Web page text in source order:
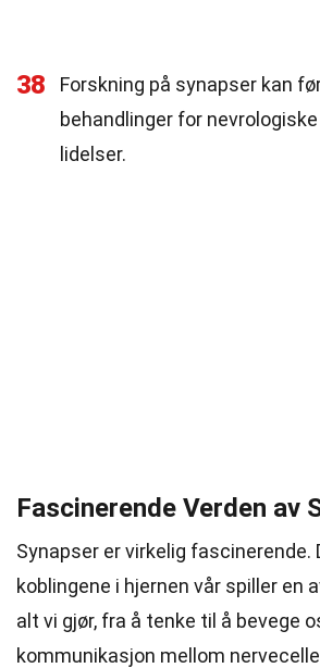
38
Forskning på synapser kan
behandlinger for
lidelser.
Fascinerende Verden av
Synapser er virkelig fascinerende.
koblingene i hjernen vår spiller en
alt vi gjør, fra å tenke til å bevege
kommunikasjon mellom